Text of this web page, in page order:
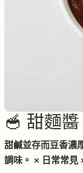
🥣 甜麵
甜鹹並存而豆香濃
調味。 × 日常常見